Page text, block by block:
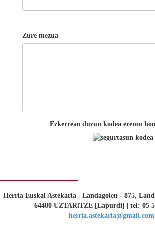
Zure mezua
Ezkerrean duzun kodea eremu
Herria Euskal Astekaria - Landagoien - 875,
64480 UZTARITZE [Lapurdi] | tel: 05 59
herria.astekaria@gmail.com